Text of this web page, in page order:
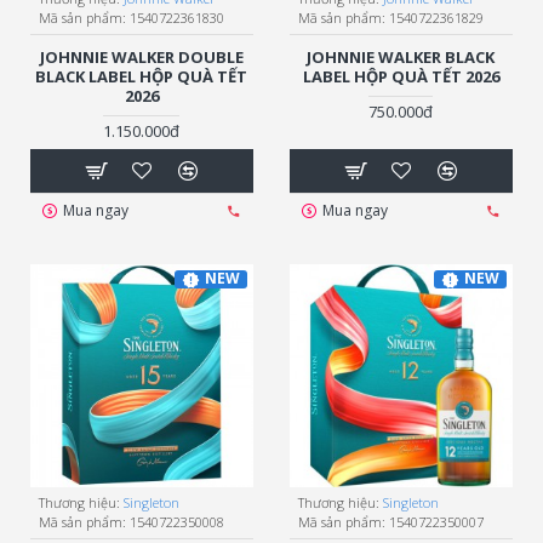
Mã sản phẩm: 1540722361830
JOHNNIE WALKER DOUBLE
BLACK LABEL HỘP QUÀ TẾT
2026
1.150.000đ
Mua ngay
Mã sản phẩm: 1540722361829
JOHNNIE WALKER BLACK
LABEL HỘP QUÀ TẾT 2026
750.000đ
Mua ngay
NEW
Thương hiệu: Singleton
Mã sản phẩm: 1540722350008
NEW
Thương hiệu: Singleton
Mã sản phẩm: 1540722350007